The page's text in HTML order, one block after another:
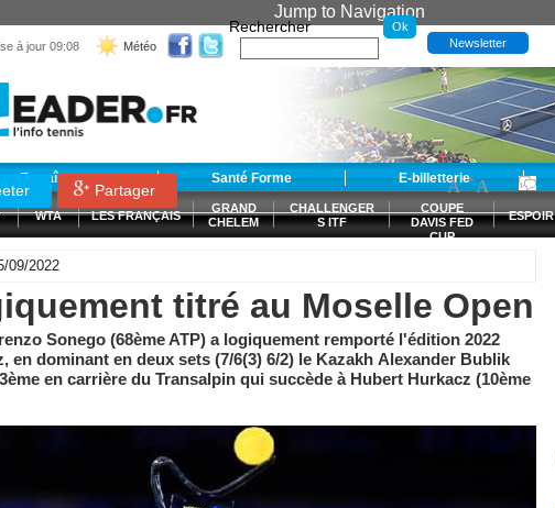
Jump to Navigation
à jour 09:08 Météo
Rechercher
Newsletter
Entraînement Santé Forme E-billetterie
WTA LES FRANÇAIS
GRAND
CHELEM
CHALLENGER
S ITF
COUPE
DAVIS FED
CUP
ESPOIR
Partager
-A +A
09/2022
titré au Moselle Open
Sonego (68ème ATP) a logiquement remporté l'édition 2022
en dominant en deux sets (7/6(3) 6/2) le Kazakh Alexander Bublik
en carrière du Transalpin qui succède à Hubert Hurkacz (10ème